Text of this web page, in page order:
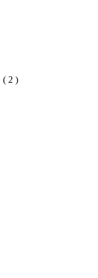
( 2 )